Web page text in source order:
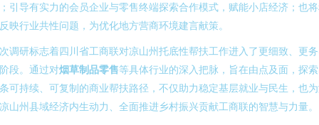
引导有实力的会员企业与零售终端探索合作模式，赋能小店经济；也
映行业共性问题，为优化地方营商环境建言献策。
调研标志着四川省工商联对凉山州托底性帮扶工作进入了更细致、更
段。通过对烟草制品零售等具体行业的深入把脉，旨在由点及面，探
可持续、可复制的商业帮扶路径，不仅助力稳定基层就业与民生，也
山州县域经济内生动力、全面推进乡村振兴贡献工商联的智慧与力量。